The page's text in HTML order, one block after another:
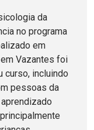
da
no programa
em
Vazantes foi
curso, incluindo
pessoas da